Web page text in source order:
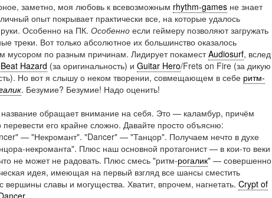
заметно, моя любовь к всевозможным rhythm-gamesне знает
опыт покрывает практически все, на которые удалось
Особенно на ПК. Особенноесли геймеру позволяют загружать
треки. Вот только абсолютное их большинство оказалось
мусором по разным причинам. Лидирует покаместAudiosurf, вслед
Beat Hazard (за оригинальность) и Guitar Hero/Frets on Fire (за дикую
Но вот я слышу о неком творении, совмещающем в себе ритм-
. Безумие? Безумие! Надо оценить!
обращает внимание на себя. Это — каламбур, причём
перевести его крайне сложно. Давайте просто объясню:
— "Некромант". "Dancer" — "Танцор". Получаем нечто в духе
некроманта". Плюс наш основной протагонист — в кои-то веки
не может не радовать. Плюс смесь "ритм-рогалик" — совершенно
идея, имеющая на первый взгляд все шансы сместить
вершины славы и могущества. Хватит, впрочем, нагнетать. Crypt of